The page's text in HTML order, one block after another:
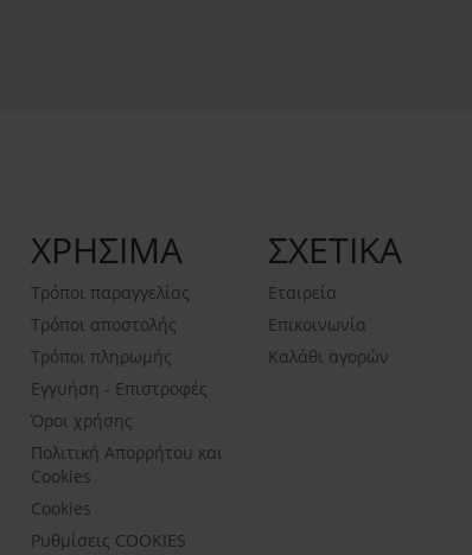
ΧΡΗΣΙΜΑ
Τρόποι παραγγελίας
Τρόποι αποστολής
Τρόποι πληρωμής
Εγγυήση - Επιστροφές
Όροι χρήσης
Πολιτική Απορρήτου και
Cookies
Cookies
Ρυθμίσεις COOKIES
ΣΧΕΤΙΚΑ
Εταιρεία
Επικοινωνία
Καλάθι αγορών